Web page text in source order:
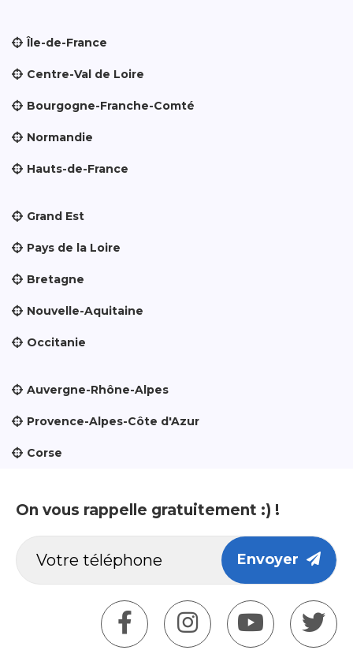
Île-de-France
Centre-Val de Loire
Bourgogne-Franche-Comté
Normandie
Hauts-de-France
Grand Est
Pays de la Loire
Bretagne
Nouvelle-Aquitaine
Occitanie
Auvergne-Rhône-Alpes
Provence-Alpes-Côte d'Azur
Corse
On vous rappelle gratuitement :) !
Envoyer